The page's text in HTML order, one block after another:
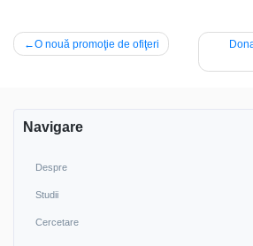
Navigare
O nouă promoţie de ofiţeri
Navigare
Despre
Studii
Cercetare